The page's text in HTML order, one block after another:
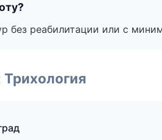
без реабилитации или с